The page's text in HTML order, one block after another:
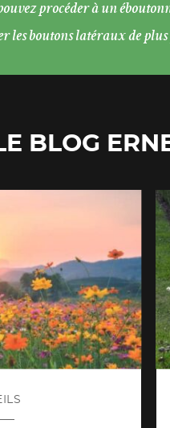
procéder à un
boutons latéraux de plus
BLOG